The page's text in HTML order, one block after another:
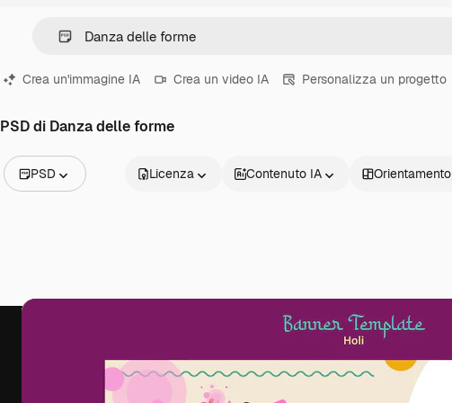
Crea un'immagine IA Crea un video IA Personalizza un progetto
PSD di Danza delle forme
PSD
Video
Licenza Contenuto IA Orientamento